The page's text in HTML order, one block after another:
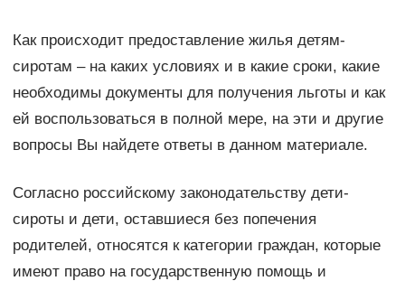
Как происходит предоставление жилья детям-
сиротам – на каких условиях и в какие сроки, какие
необходимы документы для получения льготы и как
ей воспользоваться в полной мере, на эти и другие
вопросы Вы найдете ответы в данном материале.
Согласно российскому законодательству дети-
сироты и дети, оставшиеся без попечения
родителей, относятся к категории граждан, которые
имеют право на государственную помощь и